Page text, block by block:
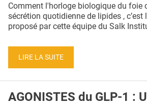
QUI SOMMES-NOUS ?
CONDITIONS GÉNÉRALES
CRÉDITS
Comment l'horloge biologique du foie
sécrétion quotidienne de lipides , c’est
proposé par cette équipe du Salk
LIRE LA SUITE
AGONISTES du GLP-1 :